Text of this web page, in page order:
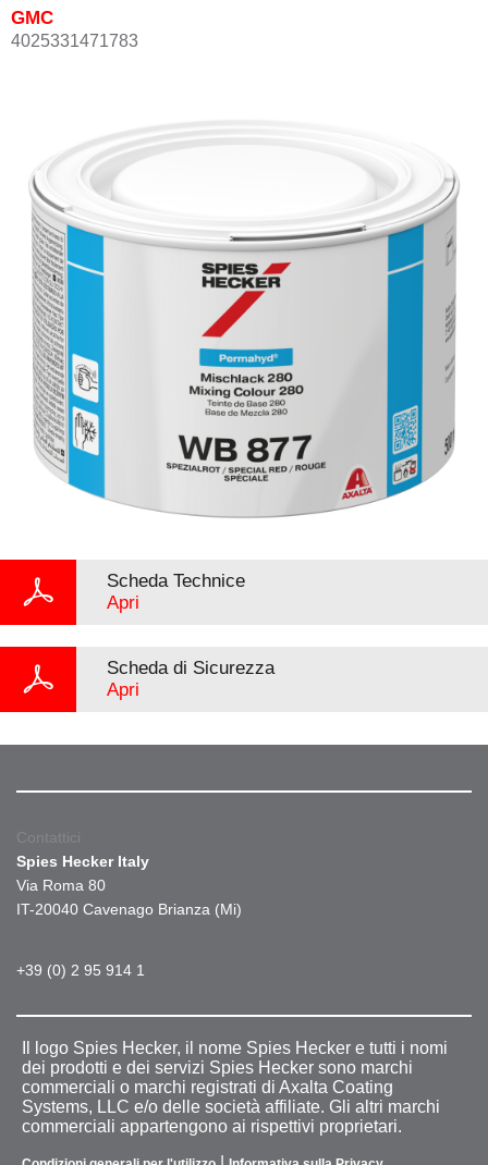
GMC
4025331471783
Scheda Technice
Apri
Scheda di Sicurezza
Apri
Contattici
Spies Hecker Italy
Via Roma 80
IT-20040 Cavenago Brianza (Mi)
+39 (0) 2 95 914 1
Il logo Spies Hecker, il nome Spies Hecker e tutti i nomi
dei prodotti e dei servizi Spies Hecker sono marchi
commerciali o marchi registrati di Axalta Coating
Systems, LLC e/o delle società affiliate. Gli altri marchi
commerciali appartengono ai rispettivi proprietari.